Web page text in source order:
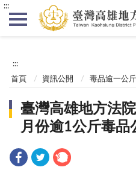
:::
:::
首頁 資訊公開 毒品逾一公
臺灣高雄地方法
月份逾1公斤毒品